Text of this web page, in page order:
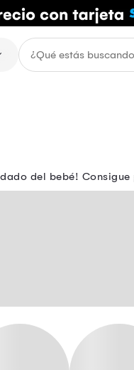
del bebé!